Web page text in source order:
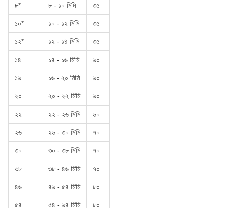
৮* ৮ - ১০ মিমি ৩৫
১০* ১০ - ১২ মিমি ৩৫
১২* ১২ - ১৪ মিমি ৩৫
১৪ ১৪ - ১৬ মিমি ৬০
১৬ ১৬ - ২০ মিমি ৬০
২০ ২০ - ২২ মিমি ৬০
২২ ২২ - ২৬ মিমি ৬০
২৬ ২৬ - ৩০ মিমি ৭০
৩০ ৩০ - ৩৮ মিমি ৭০
৩৮ ৩৮ - ৪৬ মিমি ৭০
৪৬ ৪৬ - ৫৪ মিমি ৮০
৫৪ ৫৪ - ৬৪ মিমি ৮০